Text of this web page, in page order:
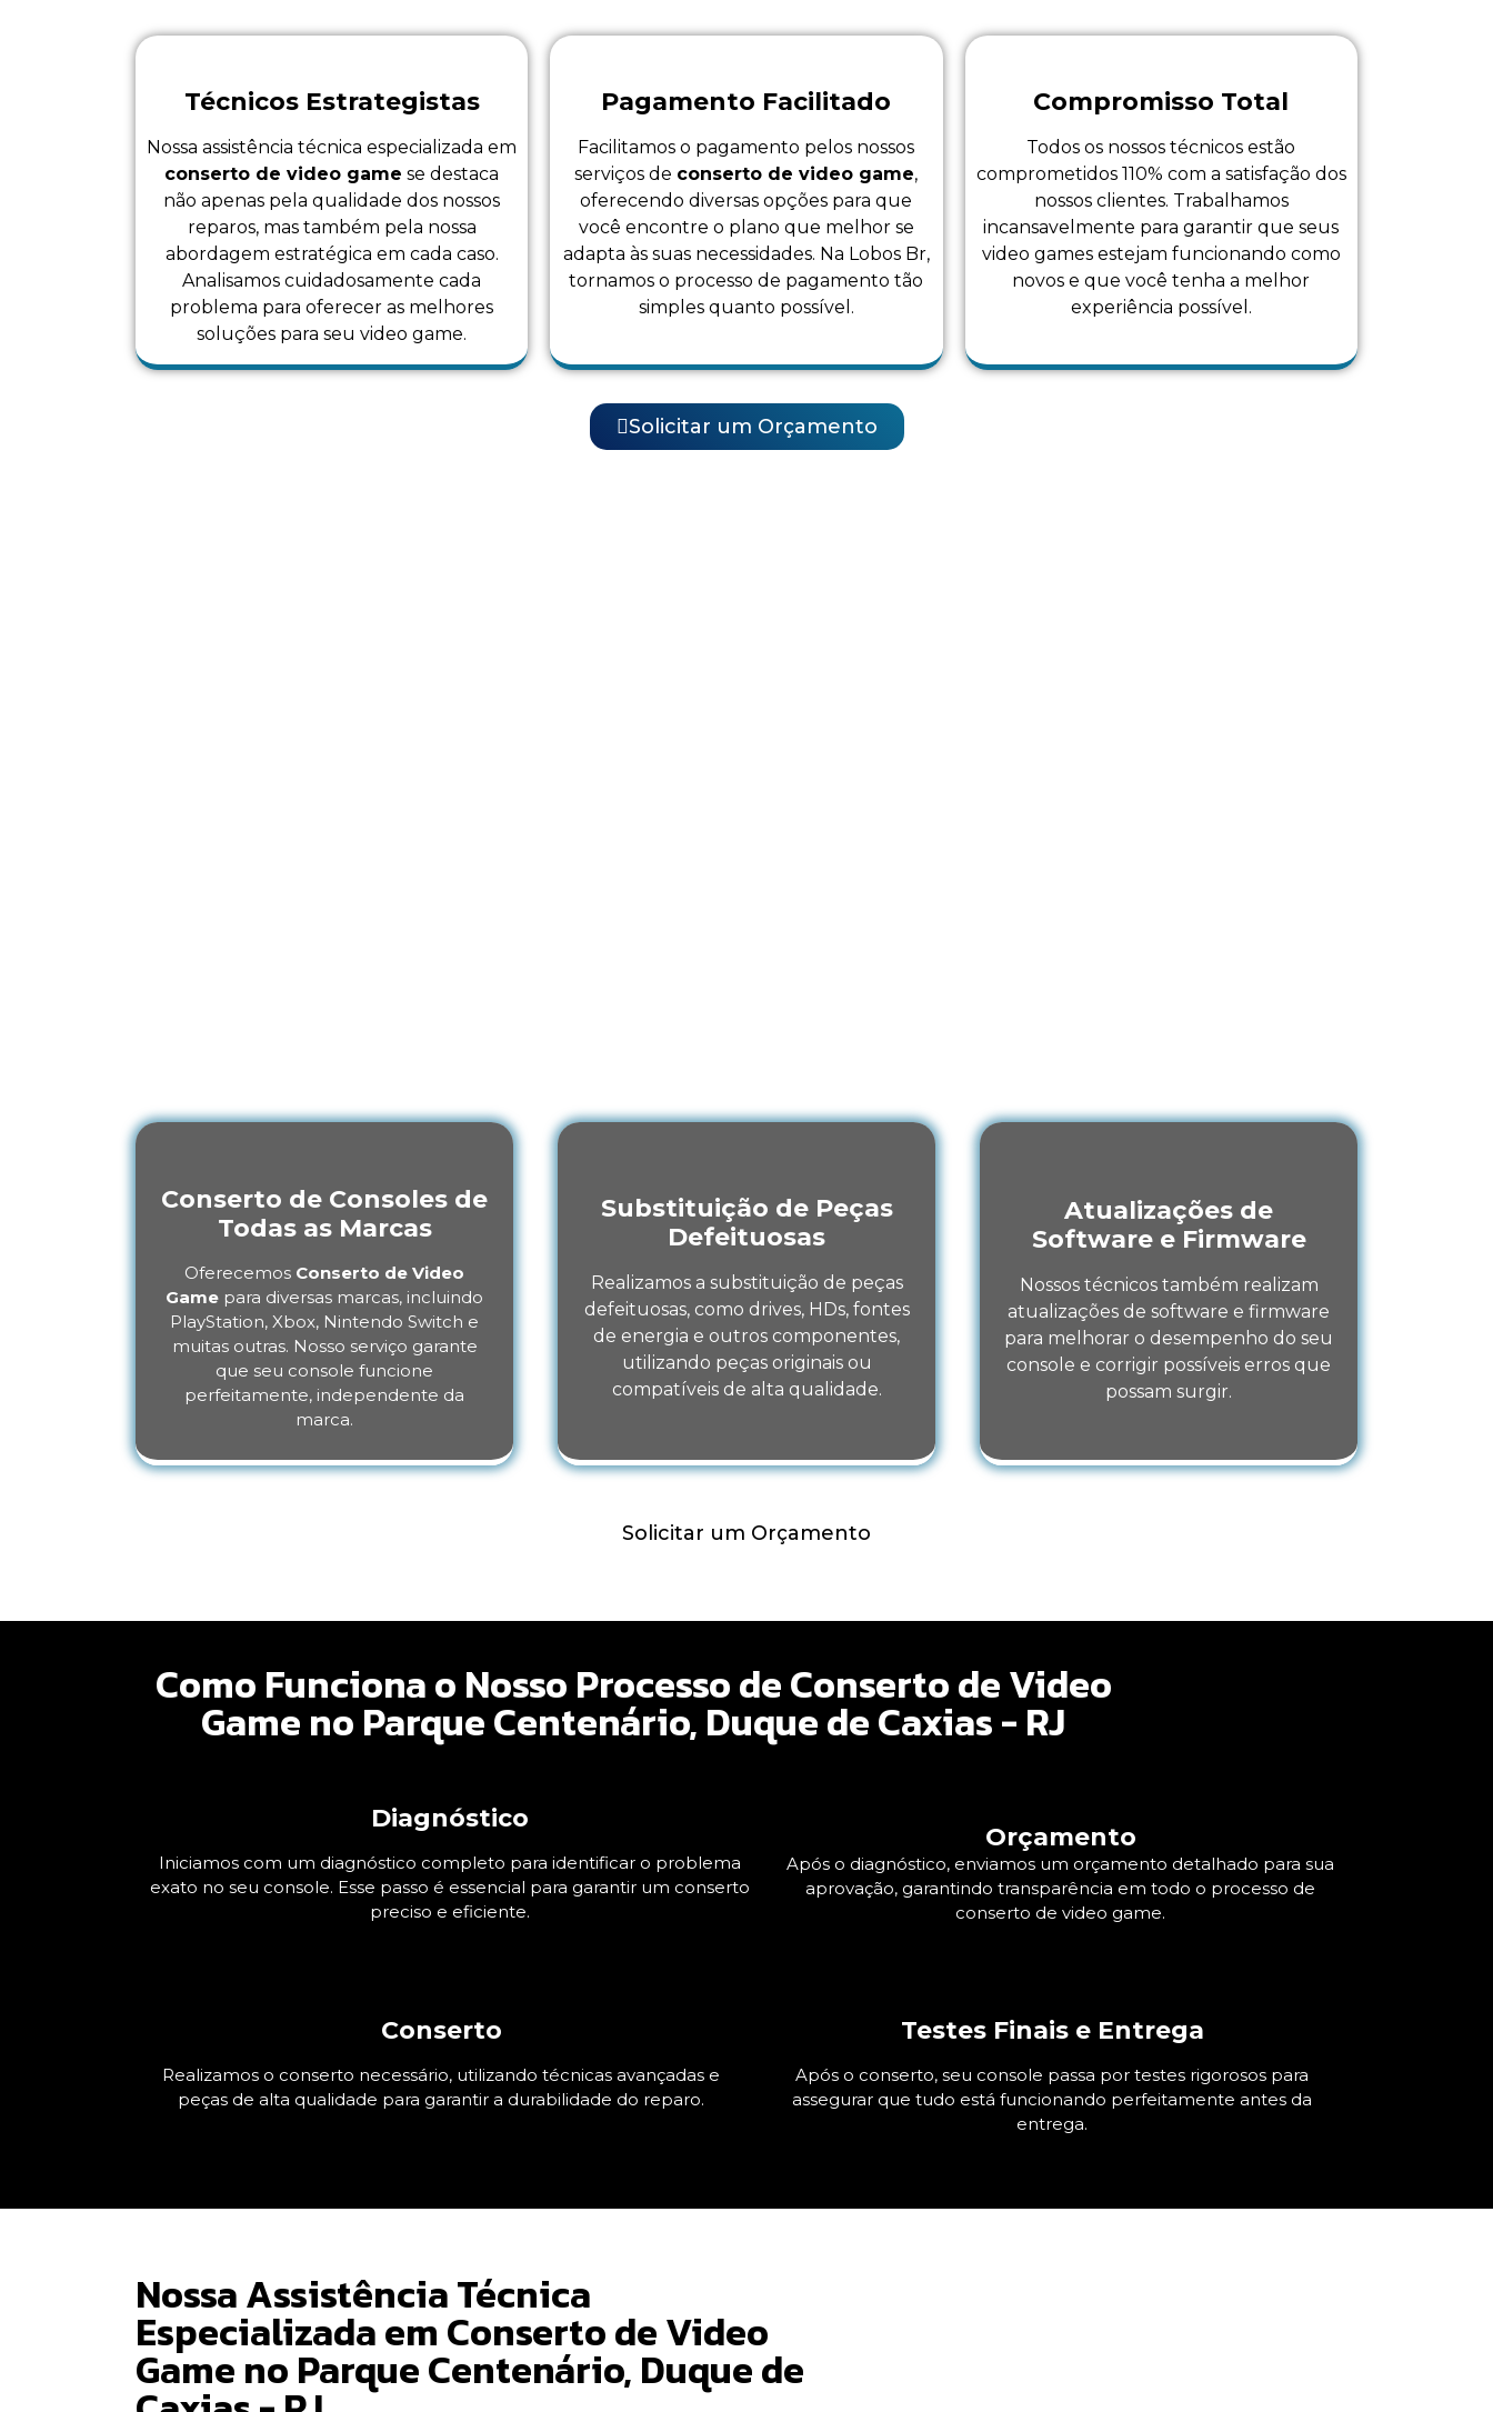
Técnicos Estrategistas
Nossa assistência técnica especializada em
conserto de video game se destaca
não apenas pela qualidade dos nossos
reparos, mas também pela nossa
abordagem estratégica em cada caso.
Analisamos cuidadosamente cada
problema para oferecer as melhores
soluções para seu video game.
Pagamento Facilitado
Facilitamos o pagamento pelos nossos
serviços de conserto de video game,
oferecendo diversas opções para que
você encontre o plano que melhor se
adapta às suas necessidades. Na Lobos Br,
tornamos o processo de pagamento tão
simples quanto possível.
Compromisso Total
Todos os nossos técnicos estão
comprometidos 110% com a satisfação dos
nossos clientes. Trabalhamos
incansavelmente para garantir que seus
video games estejam funcionando como
novos e que você tenha a melhor
experiência possível.
Solicitar um Orçamento
Conserto de Consoles de
Todas as Marcas
Oferecemos Conserto de Video
Game para diversas marcas, incluindo
PlayStation, Xbox, Nintendo Switch e
muitas outras. Nosso serviço garante
que seu console funcione
perfeitamente, independente da
marca.
Substituição de Peças
Defeituosas
Realizamos a substituição de peças
defeituosas, como drives, HDs, fontes
de energia e outros componentes,
utilizando peças originais ou
compatíveis de alta qualidade.
Atualizações de
Software e Firmware
Nossos técnicos também realizam
atualizações de software e firmware
para melhorar o desempenho do seu
console e corrigir possíveis erros que
possam surgir.
Solicitar um Orçamento
Como Funciona o Nosso Processo de Conserto de Video
Game no Parque Centenário, Duque de Caxias - RJ
Diagnóstico
Iniciamos com um diagnóstico completo para identificar o problema
exato no seu console. Esse passo é essencial para garantir um conserto
preciso e eficiente.
Orçamento
Após o diagnóstico, enviamos um orçamento detalhado para sua
aprovação, garantindo transparência em todo o processo de
conserto de video game.
Conserto
Realizamos o conserto necessário, utilizando técnicas avançadas e
peças de alta qualidade para garantir a durabilidade do reparo.
Testes Finais e Entrega
Após o conserto, seu console passa por testes rigorosos para
assegurar que tudo está funcionando perfeitamente antes da
entrega.
Nossa Assistência Técnica
Especializada em Conserto de Video
Game no Parque Centenário, Duque de